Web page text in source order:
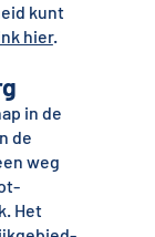
kunt
hier.
in de
de
weg
Het